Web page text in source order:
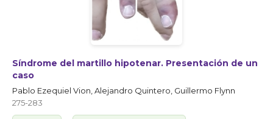
Síndrome del martillo hipotenar. Presentación de un
caso
Pablo Ezequiel Vion, Alejandro Quintero, Guillermo Flynn
275-283